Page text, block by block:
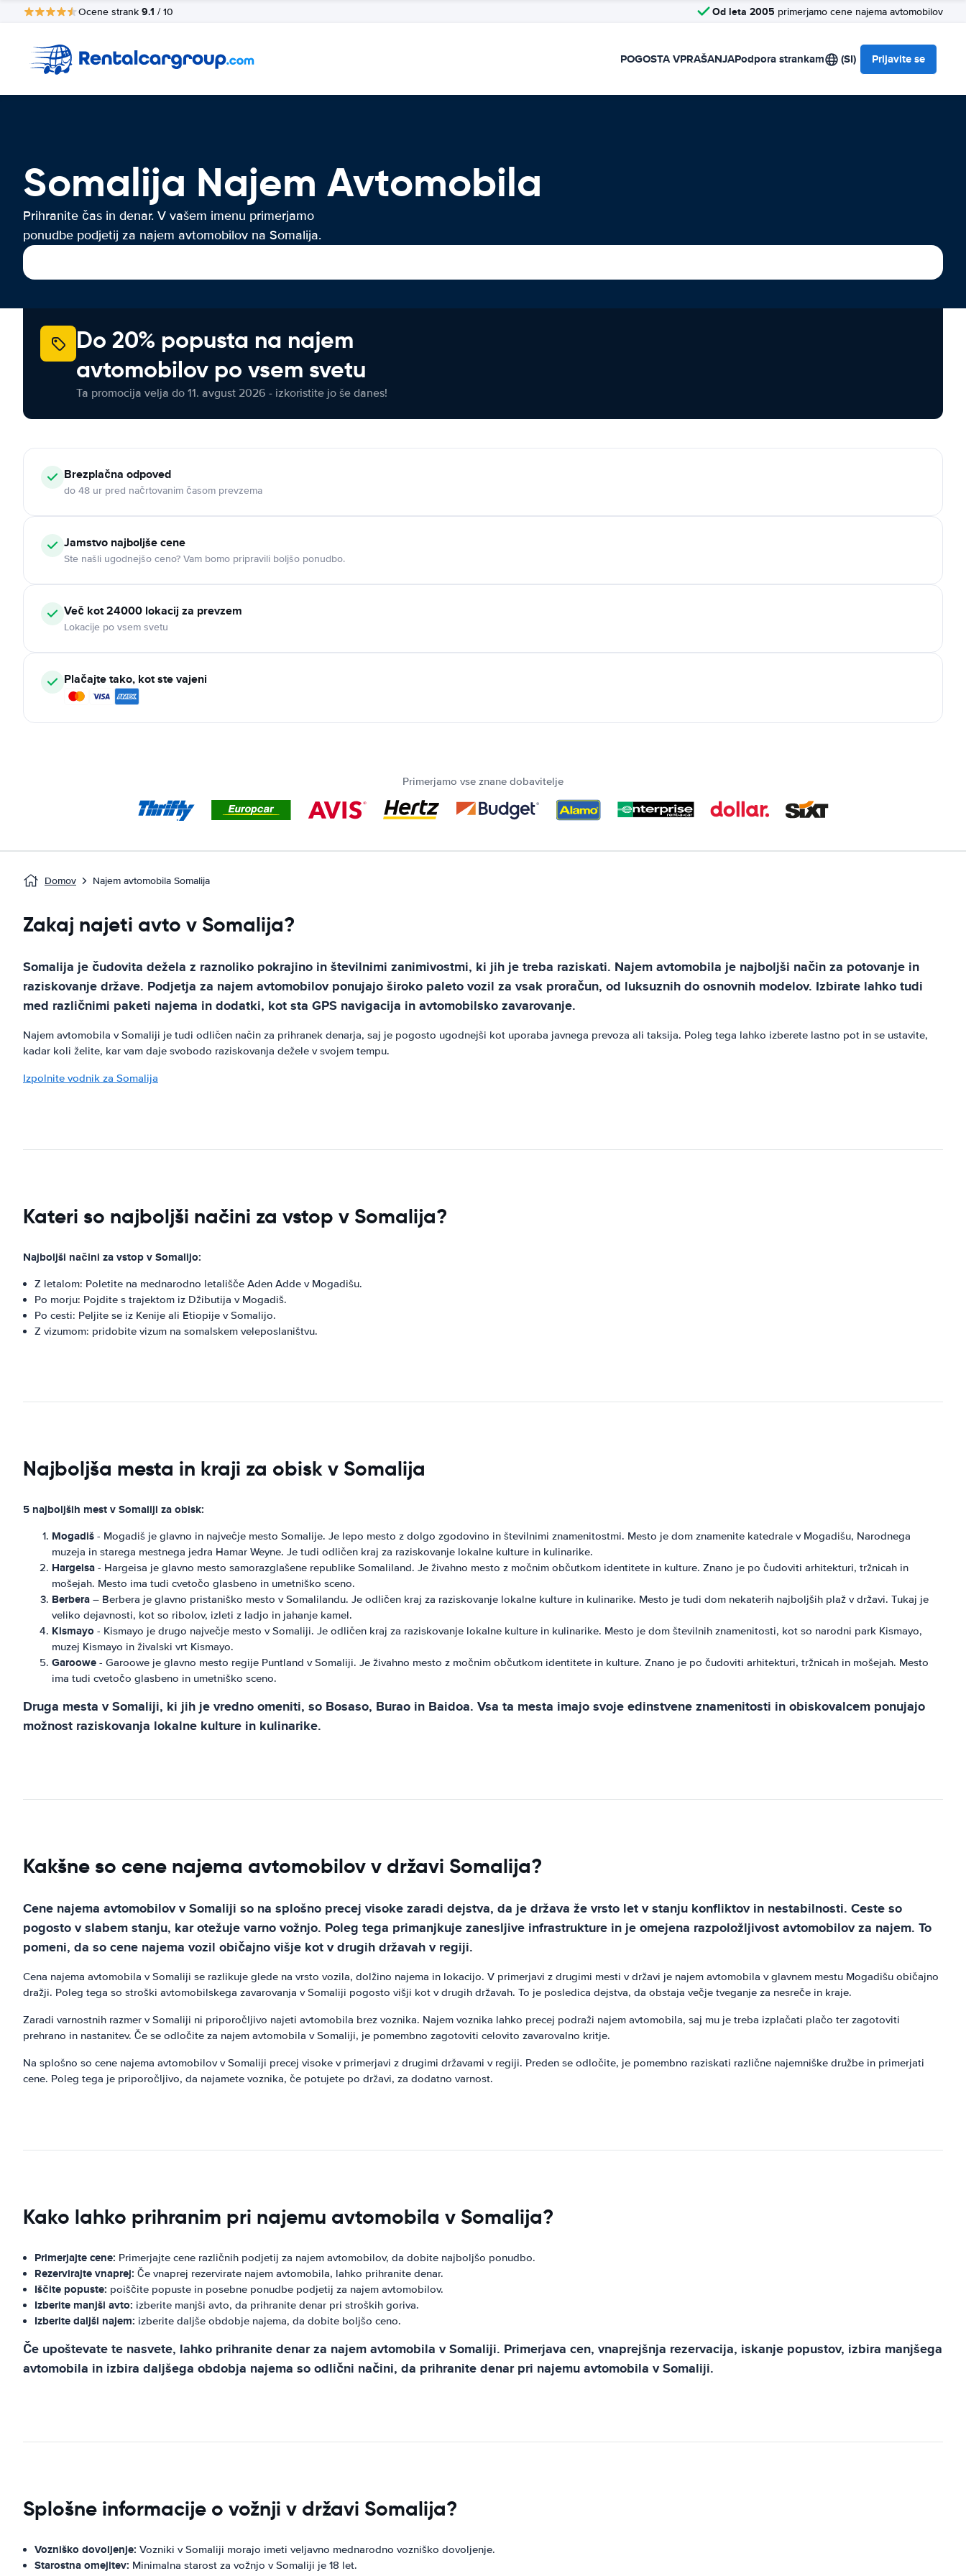
Ocene strank 9.1 / 10 Od leta 2005 primerjamo cene najema avtomobilov
POGOSTA VPRAŠANJAPodpora strankam (SI) Prijavite se
Somalija Najem Avtomobila
Prihranite čas in denar. V vašem imenu primerjamo
ponudbe podjetij za najem avtomobilov na Somalija.
Do 20% popusta na najem
avtomobilov po vsem svetu
Ta promocija velja do 11. avgust 2026 - izkoristite jo še danes!
Brezplačna odpoved
do 48 ur pred načrtovanim časom prevzema
Jamstvo najboljše cene
Ste našli ugodnejšo ceno? Vam bomo pripravili boljšo ponudbo.
Več kot 24000 lokacij za prevzem
Lokacije po vsem svetu
Plačajte tako, kot ste vajeni
Primerjamo vse znane dobavitelje
Domov Najem avtomobila Somalija
Zakaj najeti avto v Somalija?
Somalija je čudovita dežela z raznoliko pokrajino in številnimi zanimivostmi, ki jih je treba raziskati. Najem avtomobila je najboljši način za potovanje in
raziskovanje države. Podjetja za najem avtomobilov ponujajo široko paleto vozil za vsak proračun, od luksuznih do osnovnih modelov. Izbirate lahko tudi
med različnimi paketi najema in dodatki, kot sta GPS navigacija in avtomobilsko zavarovanje.
Najem avtomobila v Somaliji je tudi odličen način za prihranek denarja, saj je pogosto ugodnejši kot uporaba javnega prevoza ali taksija. Poleg tega lahko izberete lastno pot in se ustavite,
kadar koli želite, kar vam daje svobodo raziskovanja dežele v svojem tempu.
Izpolnite vodnik za Somalija
Kateri so najboljši načini za vstop v Somalija?
Najboljši načini za vstop v Somalijo:
Z letalom: Poletite na mednarodno letališče Aden Adde v Mogadišu.
Po morju: Pojdite s trajektom iz Džibutija v Mogadiš.
Po cesti: Peljite se iz Kenije ali Etiopije v Somalijo.
Z vizumom: pridobite vizum na somalskem veleposlaništvu.
Najboljša mesta in kraji za obisk v Somalija
5 najboljših mest v Somaliji za obisk:
Mogadiš - Mogadiš je glavno in največje mesto Somalije. Je lepo mesto z dolgo zgodovino in številnimi znamenitostmi. Mesto je dom znamenite katedrale v Mogadišu, Narodnega
muzeja in starega mestnega jedra Hamar Weyne. Je tudi odličen kraj za raziskovanje lokalne kulture in kulinarike.
Hargeisa - Hargeisa je glavno mesto samorazglašene republike Somaliland. Je živahno mesto z močnim občutkom identitete in kulture. Znano je po čudoviti arhitekturi, tržnicah in
mošejah. Mesto ima tudi cvetočo glasbeno in umetniško sceno.
Berbera – Berbera je glavno pristaniško mesto v Somalilandu. Je odličen kraj za raziskovanje lokalne kulture in kulinarike. Mesto je tudi dom nekaterih najboljših plaž v državi. Tukaj je
veliko dejavnosti, kot so ribolov, izleti z ladjo in jahanje kamel.
Kismayo - Kismayo je drugo največje mesto v Somaliji. Je odličen kraj za raziskovanje lokalne kulture in kulinarike. Mesto je dom številnih znamenitosti, kot so narodni park Kismayo,
muzej Kismayo in živalski vrt Kismayo.
Garoowe - Garoowe je glavno mesto regije Puntland v Somaliji. Je živahno mesto z močnim občutkom identitete in kulture. Znano je po čudoviti arhitekturi, tržnicah in mošejah. Mesto
ima tudi cvetočo glasbeno in umetniško sceno.
Druga mesta v Somaliji, ki jih je vredno omeniti, so Bosaso, Burao in Baidoa. Vsa ta mesta imajo svoje edinstvene znamenitosti in obiskovalcem ponujajo
možnost raziskovanja lokalne kulture in kulinarike.
Kakšne so cene najema avtomobilov v državi Somalija?
Cene najema avtomobilov v Somaliji so na splošno precej visoke zaradi dejstva, da je država že vrsto let v stanju konfliktov in nestabilnosti. Ceste so
pogosto v slabem stanju, kar otežuje varno vožnjo. Poleg tega primanjkuje zanesljive infrastrukture in je omejena razpoložljivost avtomobilov za najem. To
pomeni, da so cene najema vozil običajno višje kot v drugih državah v regiji.
Cena najema avtomobila v Somaliji se razlikuje glede na vrsto vozila, dolžino najema in lokacijo. V primerjavi z drugimi mesti v državi je najem avtomobila v glavnem mestu Mogadišu običajno
dražji. Poleg tega so stroški avtomobilskega zavarovanja v Somaliji pogosto višji kot v drugih državah. To je posledica dejstva, da obstaja večje tveganje za nesreče in kraje.
Zaradi varnostnih razmer v Somaliji ni priporočljivo najeti avtomobila brez voznika. Najem voznika lahko precej podraži najem avtomobila, saj mu je treba izplačati plačo ter zagotoviti
prehrano in nastanitev. Če se odločite za najem avtomobila v Somaliji, je pomembno zagotoviti celovito zavarovalno kritje.
Na splošno so cene najema avtomobilov v Somaliji precej visoke v primerjavi z drugimi državami v regiji. Preden se odločite, je pomembno raziskati različne najemniške družbe in primerjati
cene. Poleg tega je priporočljivo, da najamete voznika, če potujete po državi, za dodatno varnost.
Kako lahko prihranim pri najemu avtomobila v Somalija?
Primerjajte cene: Primerjajte cene različnih podjetij za najem avtomobilov, da dobite najboljšo ponudbo.
Rezervirajte vnaprej: Če vnaprej rezervirate najem avtomobila, lahko prihranite denar.
Iščite popuste: poiščite popuste in posebne ponudbe podjetij za najem avtomobilov.
Izberite manjši avto: izberite manjši avto, da prihranite denar pri stroških goriva.
Izberite daljši najem: izberite daljše obdobje najema, da dobite boljšo ceno.
Če upoštevate te nasvete, lahko prihranite denar za najem avtomobila v Somaliji. Primerjava cen, vnaprejšnja rezervacija, iskanje popustov, izbira manjšega
avtomobila in izbira daljšega obdobja najema so odlični načini, da prihranite denar pri najemu avtomobila v Somaliji.
Splošne informacije o vožnji v državi Somalija?
Vozniško dovoljenje: Vozniki v Somaliji morajo imeti veljavno mednarodno vozniško dovoljenje.
Starostna omejitev: Minimalna starost za vožnjo v Somaliji je 18 let.